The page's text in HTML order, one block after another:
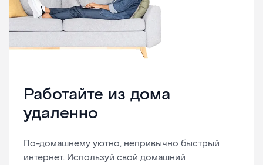
Работайте из дома
удаленно
По-домашнему уютно, непривычно быстрый
интернет. Используй свой домашний